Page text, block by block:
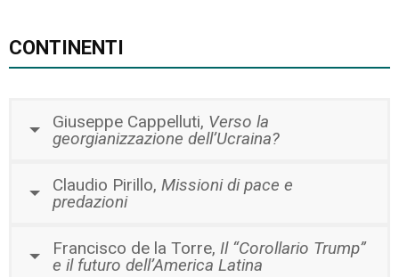
CONTINENTI
Giuseppe Cappelluti, Verso la
georgianizzazione dell’Ucraina?
Claudio Pirillo, Missioni di pace e
predazioni
Francisco de la Torre, Il “Corollario Trump”
e il futuro dell’America Latina